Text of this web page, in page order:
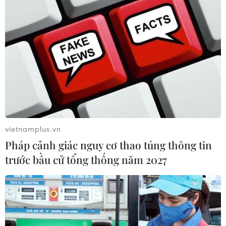
ASEAN Cup 2026: Tuyển
Việt Nam bước vào thử
thách lớn nhất
03/08/2026 13:04
Xem trực tiếp Indonesia-
Việt Nam tại ASEAN Cup
2026 trên kênh nào?
03/08/2026 09:21
Xem thêm
CƠ QUAN CHỦ QUẢN: THÔNG TẤN XÃ VIỆT NAM
Tổng Biên tập: TRẦN TIẾN DUẨN
Phó Tổng Biên tập: NGUYỄN THỊ TÁM, KHÚC THANH
vietnamplus.vn
Pháp cảnh giác nguy cơ thao túng thông tin
trước bầu cử tổng thống năm 2027